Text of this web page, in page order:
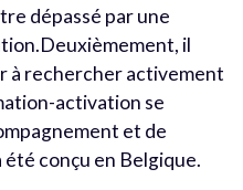
dépassé par une
il
à rechercher activement
activation se
et de
été conçu en Belgique.